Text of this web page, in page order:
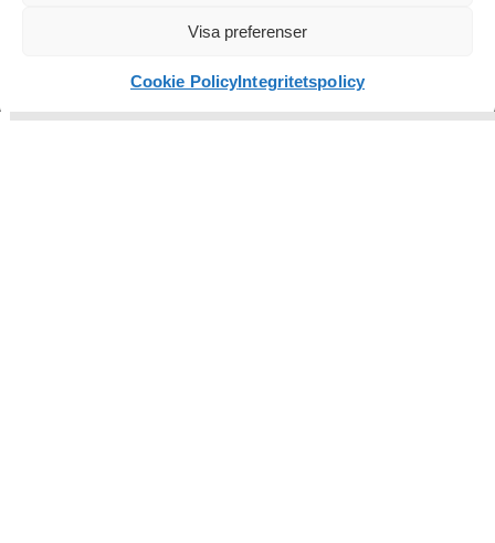
Visa preferenser
Cookie PolicyIntegritetspolicy
Design logotyp
Trycksaker
för din hemsida
Läs inlägget